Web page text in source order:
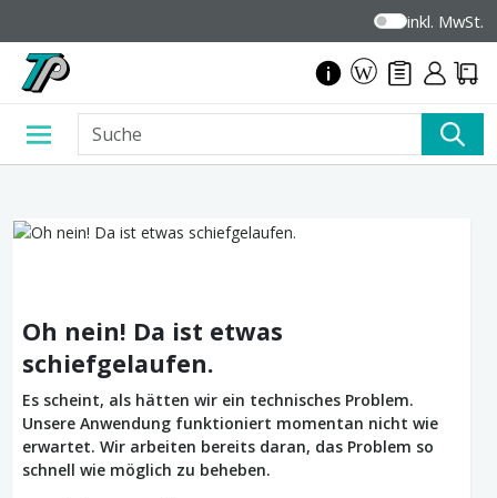
inkl. MwSt.
Oh nein! Da ist etwas
schiefgelaufen.
Es scheint, als hätten wir ein technisches Problem.
Unsere Anwendung funktioniert momentan nicht wie
erwartet. Wir arbeiten bereits daran, das Problem so
schnell wie möglich zu beheben.